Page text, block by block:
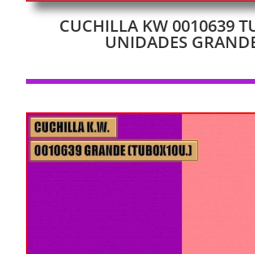
CUCHILLA KW 0010639
UNIDADES